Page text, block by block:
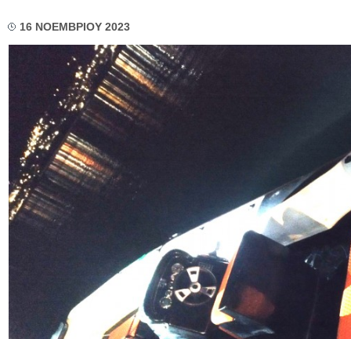
16 ΝΟΕΜΒΡΙΟΥ 2023